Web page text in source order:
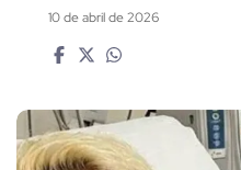
10 de abril de 2026